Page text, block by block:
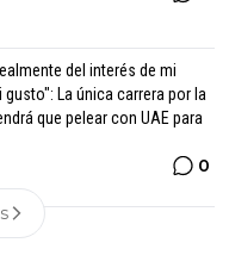
del interés de mi
La única carrera por la
que pelear con UAE para
0